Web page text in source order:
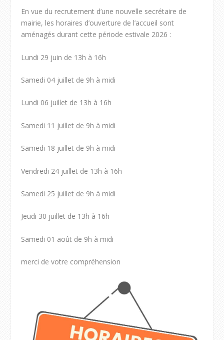
En vue du recrutement d’une nouvelle secrétaire de
mairie, les horaires d’ouverture de l’accueil sont
aménagés durant cette période estivale 2026 :
Lundi 29 juin de 13h à 16h
Samedi 04 juillet de 9h à midi
Lundi 06 juillet de 13h à 16h
Samedi 11 juillet de 9h à midi
Samedi 18 juillet de 9h à midi
Vendredi 24 juillet de 13h à 16h
Samedi 25 juillet de 9h à midi
Jeudi 30 juillet de 13h à 16h
Samedi 01 août de 9h à midi
merci de votre compréhension